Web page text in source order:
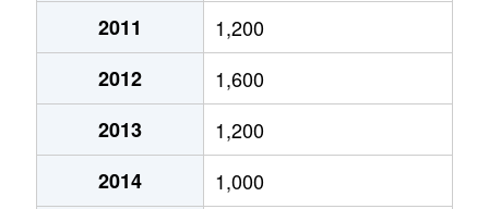
2011
1,200
2012
1,600
2013
1,200
2014
1,000